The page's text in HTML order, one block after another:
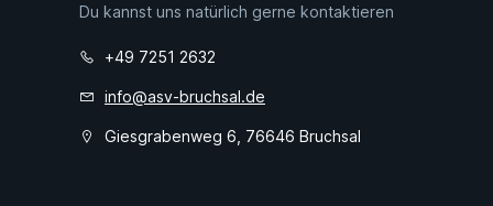
Du kannst uns natürlich gerne kontaktieren
+49 7251 2632
info@asv-bruchsal.de
Giesgrabenweg 6, 76646 Bruchsal